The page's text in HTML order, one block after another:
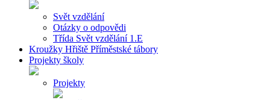
Svět vzdělání
Otázky o odpovědi
Třída Svět vzdělání 1.E
Kroužky Hřiště Příměstské tábory
Projekty školy
Projekty